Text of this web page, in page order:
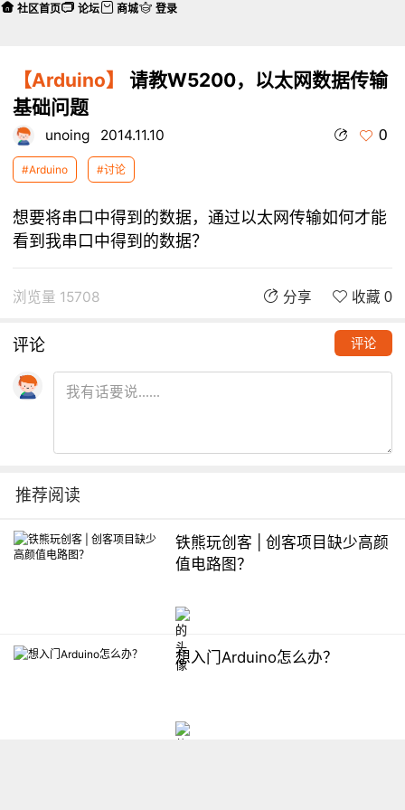
【Arduino】
请教W5200，以太网数据传输
基础问题
unoing 2014.11.10 0
#Arduino #讨论
想要将串口中得到的数据，通过以太网传输如何才能
看到我串口中得到的数据？
浏览量 15708 分享 收藏 0
评论 评论
推荐阅读
铁熊玩创客 | 创客项目缺少高颜
值电路图？
想入门Arduino怎么办？
社区首页 论坛 商城 登录